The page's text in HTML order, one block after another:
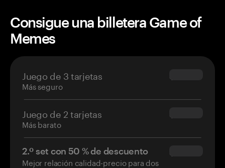
Consigue una billetera Game of
Memes
Juego de 3 tarjetas
Más seguro
$69.90
Juego de 2 tarjetas
Más barato
$54.90
2.º set con 50 % de descuento
Mejor relación calidad-precio para dos
$34.95